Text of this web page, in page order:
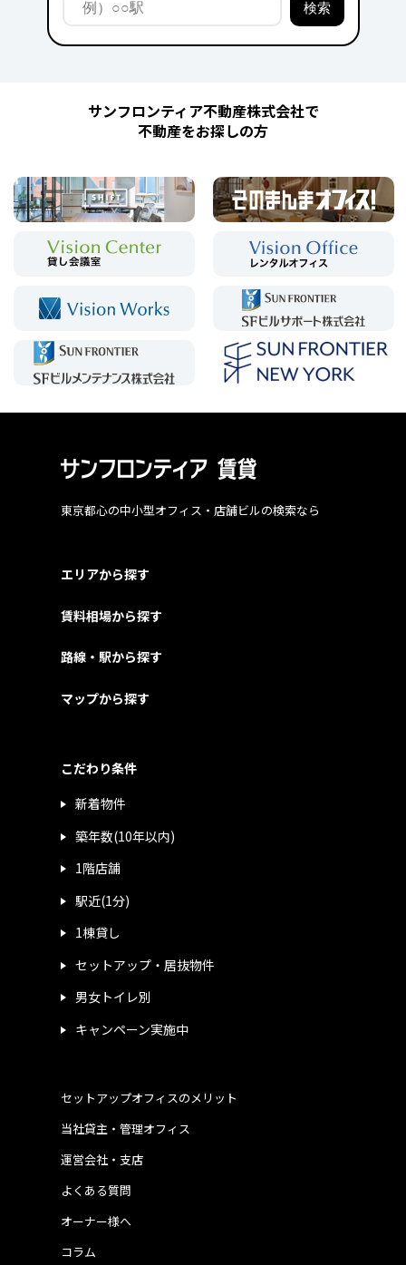
サンフロンティア不動産株式会社で
不動産をお探しの方
東京都心の中小型オフィス・店舗ビルの検索なら
エリアから探す
賃料相場から探す
路線・駅から探す
マップから探す
こだわり条件
新着物件
築年数(10年以内)
1階店舗
駅近(1分)
1棟貸し
セットアップ・居抜物件
男女トイレ別
キャンペーン実施中
運営会社・支店
よくある質問
当社貸主・管理オフィス
オーナー様へ
コラム
セットアップオフィスのメリット